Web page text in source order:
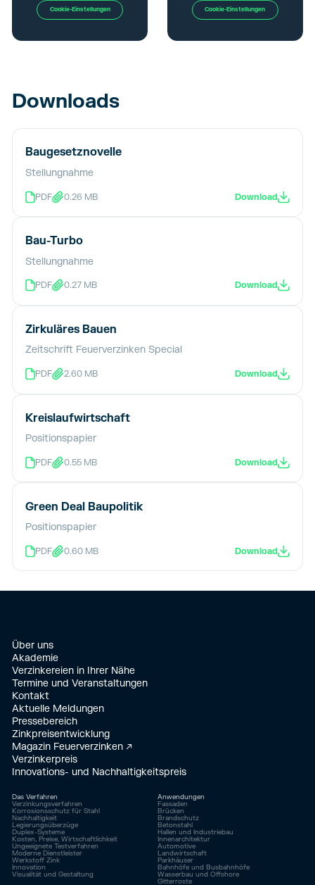
Cookie-Einstellungen
Cookie-Einstellungen
Downloads
Baugesetznovelle
Stellungnahme
PDF 0.26 MB Download
Bau-Turbo
Stellungnahme
PDF 0.27 MB Download
Zirkuläres Bauen
Zeitschrift Feuerverzinken Special
PDF 2.60 MB Download
Kreislaufwirtschaft
Positionspapier
PDF 0.55 MB Download
Green Deal Baupolitik
Positionspapier
PDF 0.60 MB Download
Über uns
Akademie
Verzinkereien in Ihrer Nähe
Termine und Veranstaltungen
Kontakt
Aktuelle Meldungen
Pressebereich
Zinkpreisentwicklung
Magazin Feuerverzinken ↗
Verzinkerpreis
Innovations- und Nachhaltigkeitspreis
Das Verfahren
Verzinkungsverfahren
Korrosionsschutz für Stahl
Nachhaltigkeit
Legierungsüberzüge
Duplex-Systeme
Kosten, Preise, Wirtschaftlichkeit
Ungeeignete Testverfahren
Moderne Dienstleister
Werkstoff Zink
Innovation
Visualität und Gestaltung
Anwendungen
Fassaden
Brücken
Brandschutz
Betonstahl
Hallen und Industriebau
Innenarchitektur
Automotive
Landwirtschaft
Parkhäuser
Bahnhöfe und Busbahnhöfe
Wasserbau und Offshore
Gitterroste